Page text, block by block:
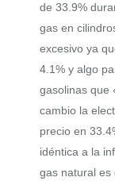
de 33.9%
gas en
excesivo ya
4.1% y algo
gasolinas que
cambio la
precio en
idéntica a la
gas natural es